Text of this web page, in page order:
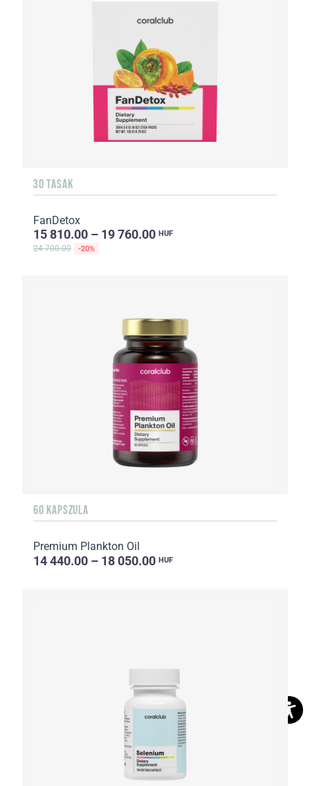
30 TASAK
FanDetox
15 810.00 – 19 760.00 HUF
24 700.00 -20%
60 KAPSZULA
Premium Plankton Oil
14 440.00 – 18 050.00 HUF